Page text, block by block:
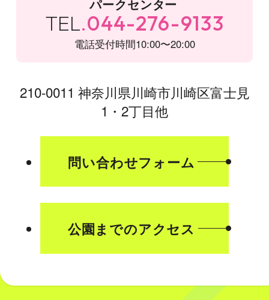
パークセンター
TEL 044-276-9133
電話受付時間10:00〜20:00
210-0011 神奈川県川崎市川崎区富士見
1・2丁目他
問い合わせフォーム
公園までのアクセス